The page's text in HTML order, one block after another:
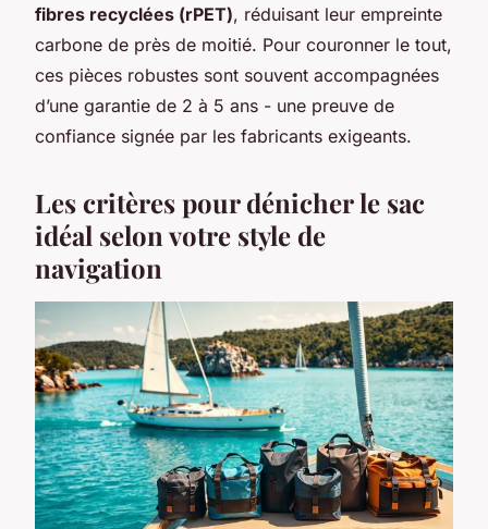
fibres recyclées (rPET), réduisant leur empreinte
carbone de près de moitié. Pour couronner le tout,
ces pièces robustes sont souvent accompagnées
d’une garantie de 2 à 5 ans - une preuve de
confiance signée par les fabricants exigeants.
Les critères pour dénicher le sac
idéal selon votre style de
navigation